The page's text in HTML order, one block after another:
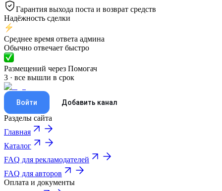
Гарантия выхода поста и возврат средств
Надёжность сделки
Среднее время ответа админа
Обычно отвечает быстро
Размещений через Помогач
3 · все вышли в срок
Войти Добавить канал
Разделы сайта
Главная
Каталог
FAQ для рекламодателей
FAQ для авторов
Оплата и документы